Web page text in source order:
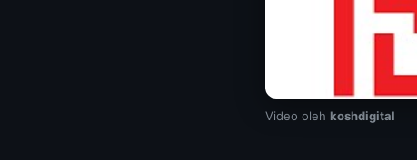
Video oleh koshdigital